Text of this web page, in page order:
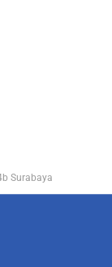
Surabaya